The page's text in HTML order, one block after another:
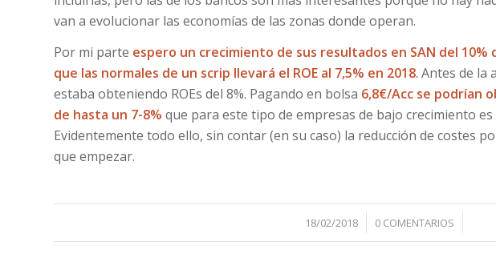
van a evolucionar las economías de las zonas donde operan.
Por mi parte espero un crecimiento de sus resultados en SAN del 10%
que las normales de un scrip llevará el ROE al 7,5% en 2018. Antes de la
estaba obteniendo ROEs del 8%. Pagando en bolsa 6,8€/Acc se podrían
de hasta un 7-8% que para este tipo de empresas de bajo crecimiento
Evidentemente todo ello, sin contar (en su caso) la reducción de costes
que empezar.
18/02/2018
/ 0 COMENTARIOS
/